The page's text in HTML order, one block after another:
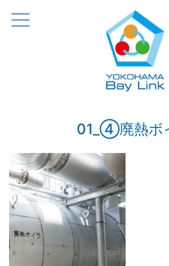
01_④廃熱ボ